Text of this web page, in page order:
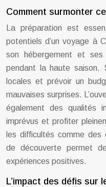
Comment surmonter
La préparation est
potentiels d’un voyage à
son hébergement et ses
pendant la haute saison.
locales et prévoir un
mauvaises surprises.
également des qualités
imprévus et profiter
les difficultés comme des
de découverte permet
expériences positives.
L’impact des défis sur